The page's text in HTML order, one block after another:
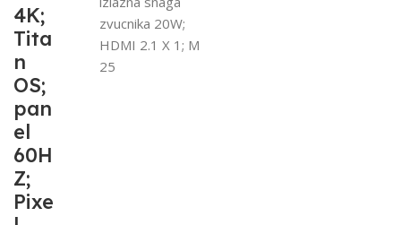
4K;
Tita
n
OS;
pan
el
60H
Z;
Pixe
zvucnika 20W;
HDMI 2.1 X 1; M
25